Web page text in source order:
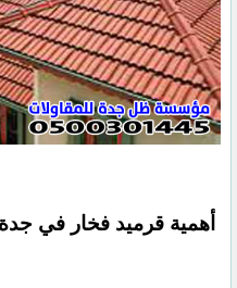
أهمية قرميد فخار في